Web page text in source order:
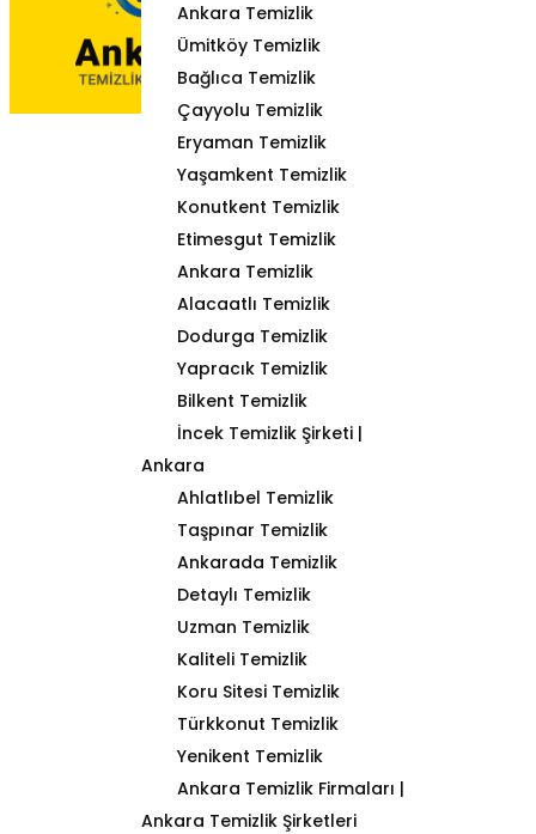
Ankara Temizlik
Ümitköy Temizlik
Bağlıca Temizlik
Çayyolu Temizlik
Eryaman Temizlik
Yaşamkent Temizlik
Konutkent Temizlik
Etimesgut Temizlik
Ankara Temizlik
Alacaatlı Temizlik
Dodurga Temizlik
Yapracık Temizlik
Bilkent Temizlik
İncek Temizlik Şirketi |
Ankara
Ahlatlıbel Temizlik
Taşpınar Temizlik
Ankarada Temizlik
Detaylı Temizlik
Uzman Temizlik
Kaliteli Temizlik
Koru Sitesi Temizlik
Türkkonut Temizlik
Yenikent Temizlik
Ankara Temizlik Firmaları |
Ankara Temizlik Şirketleri